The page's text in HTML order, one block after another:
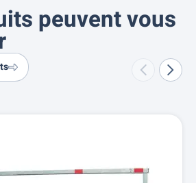
peuvent vous